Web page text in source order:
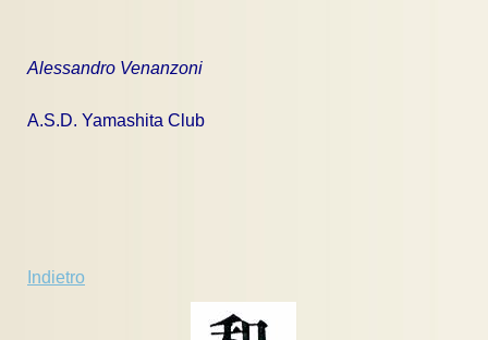
Alessandro Venanzoni
A.S.D. Yamashita Club
Indietro